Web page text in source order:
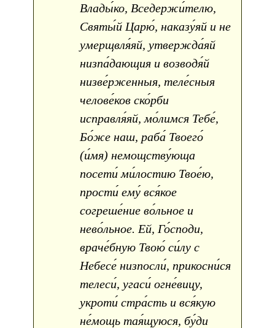
Влады́ко, Вседержи́телю,
Святы́й Царю́, наказу́яй и не
умерщвля́яй, утвержда́яй
низпа́дающия и возводя́й
низве́рженныя, теле́сныя
челове́ков ско́рби
исправля́яй, мо́лимся Тебе́,
Бо́же наш, раба́ Твоего́
(и́мя) немощству́юща
посети́ ми́лостию Твое́ю,
прости́ ему́ вся́кое
согреше́ние во́льное и
нево́льное. Ей, Го́споди,
враче́бную Твою́ си́лу с
Небесе́ низпосли́, прикосни́ся
телеси́, угаси́ огне́вицу,
укроти́ стра́сть и вся́кую
не́мощь тая́щуюся, бу́ди